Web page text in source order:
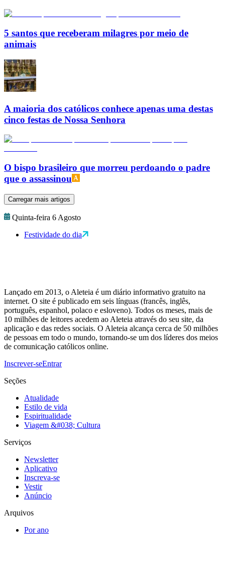
5 santos que receberam milagres por meio de
animais
A maioria dos católicos conhece apenas uma destas
cinco festas de Nossa Senhora
O bispo brasileiro que morreu perdoando o padre
que o assassinou
Carregar mais artigos
Quinta-feira 6 Agosto
Festividade do dia
Lançado em 2013, o Aleteia é um diário informativo gratuito na
internet. O site é publicado em seis línguas (francês, inglês,
português, espanhol, polaco e esloveno). Todos os meses, mais de
10 milhões de leitores acedem ao Aleteia através do seu site, da
aplicação e das redes sociais. O Aleteia alcança cerca de 50 milhões
de pessoas em todo o mundo, tornando-se um dos líderes dos meios
de comunicação católicos online.
Inscrever-seEntrar
Seções
Atualidade
Estilo de vida
Espiritualidade
Viagem &#038; Cultura
Serviços
Newsletter
Aplicativo
Inscreva-se
Vestir
Anúncio
Arquivos
Por ano